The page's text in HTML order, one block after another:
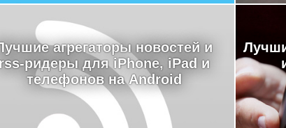
агрегаторы новостей и
ридеры для iPhone, iPad и
телефонов на Android